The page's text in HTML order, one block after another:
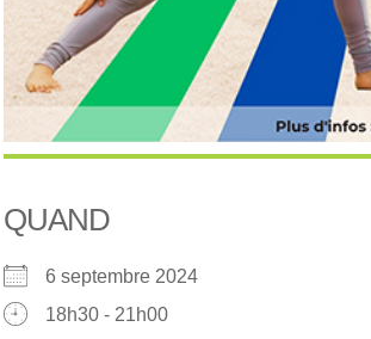
QUAND
6 septembre 2024
18h30 - 21h00